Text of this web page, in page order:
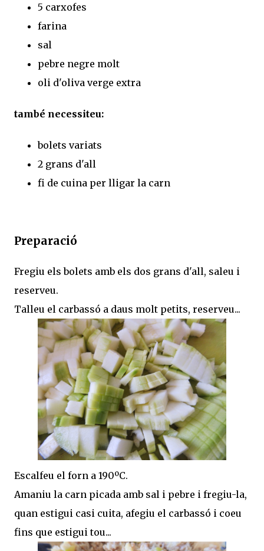
5 carxofes
farina
sal
pebre negre molt
oli d'oliva verge extra
també necessiteu:
bolets variats
2 grans d'all
fi de cuina per lligar la carn
Preparació
Fregiu els bolets amb els dos grans d'all, saleu i
reserveu.
Talleu el carbassó a daus molt petits, reserveu...
Escalfeu el forn a 190ºC.
Amaniu la carn picada amb sal i pebre i fregiu-la,
quan estigui casi cuita, afegiu el carbassó i coeu
fins que estigui tou...